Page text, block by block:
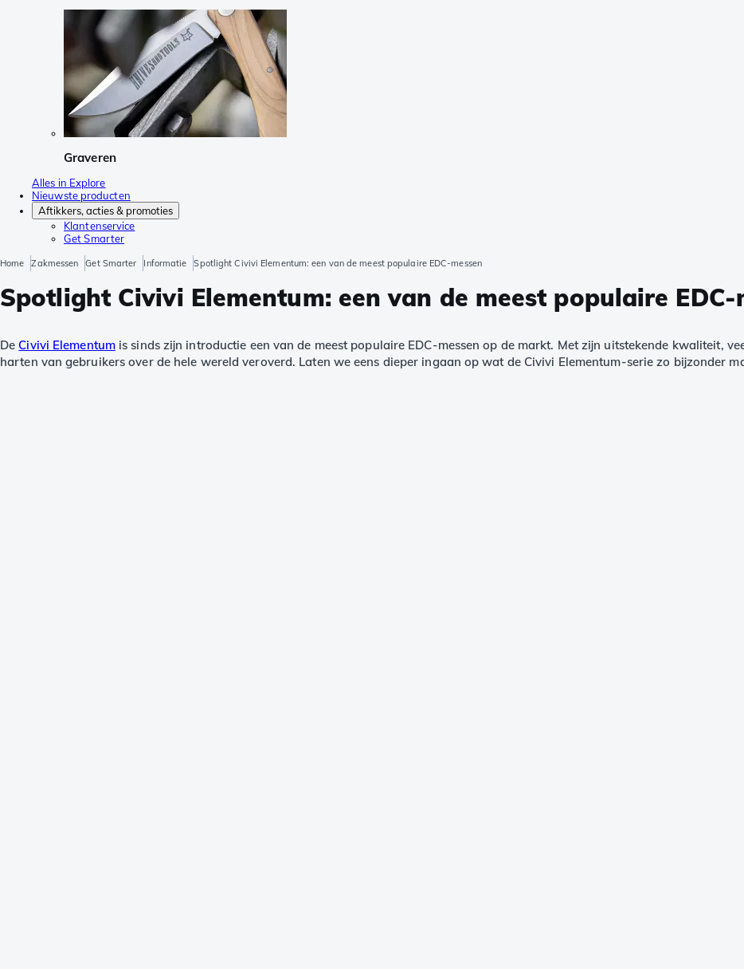
Graveren
Alles in Explore
Nieuwste producten
Aftikkers, acties & promoties
Klantenservice
Get Smarter
Home Zakmessen Get Smarter Informatie Spotlight Civivi Elementum: een van de meest populaire EDC-messen
Spotlight Civivi Elementum: een van de meest populaire EDC-
De Civivi Elementumis sinds zijn introductie een van de meest populaire EDC-messen op de markt. Met zijn uitstekende kwaliteit,
harten van gebruikers over de hele wereld veroverd. Laten we eens dieper ingaan op wat de Civivi Elementum-serie zo bijzonder